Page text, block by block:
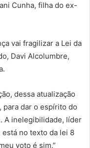
Cunha, filha do ex-
vai fragilizar a Lei da
Davi Alcolumbre,
dessa atualização
para dar o espírito do
A inelegibilidade, líder
no texto da lei 8
voto é sim.”